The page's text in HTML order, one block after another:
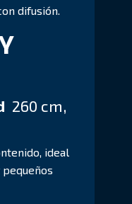
difusión.
260 cm,
ideal